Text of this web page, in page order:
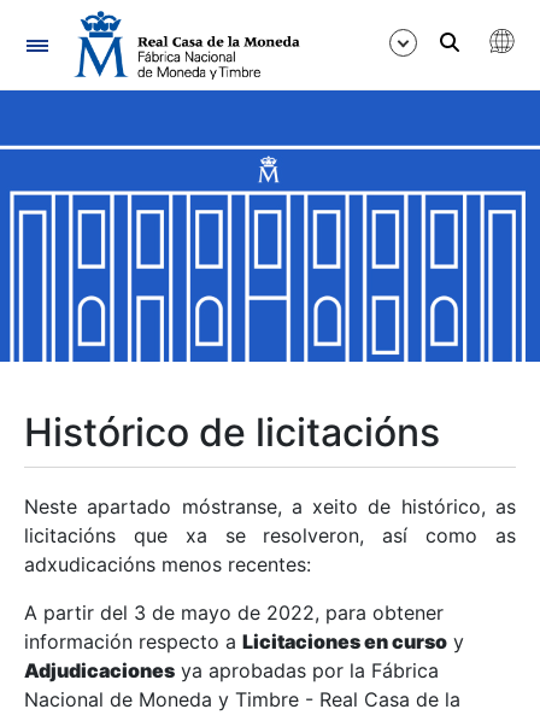
Navegación
Mostrar/Ocultar
Mostrar/Ocultar
Mostrar/Ocultar
Mostrar/Ocultar
Mostrar/Ocultar
Mostrar/Ocultar
Histórico de licitacións
Neste apartado móstranse, a xeito de histórico, as
licitacións que xa se resolveron, así como as
adxudicacións menos recentes:
A partir del 3 de mayo de 2022, para obtener
información respecto a Licitaciones en curso y
Adjudicaciones ya aprobadas por la Fábrica
Nacional de Moneda y Timbre - Real Casa de la